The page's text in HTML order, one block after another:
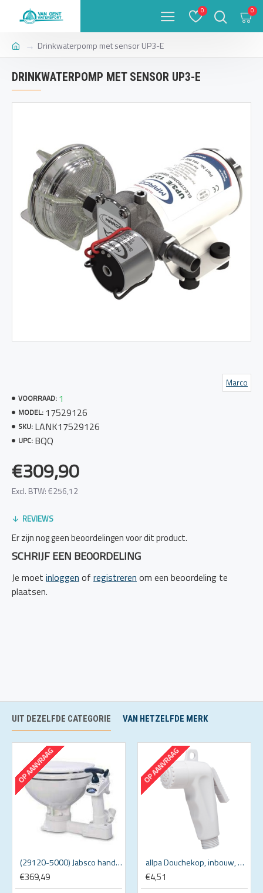
0 0
Drinkwaterpomp met sensor UP3-E
DRINKWATERPOMP MET SENSOR UP3-E
VOORRAAD: 1
MODEL: 17529126
SKU: LANK17529126
UPC: BQQ
Marco
€309,90
Excl. BTW: €256,12
REVIEWS
Er zijn nog geen beoordelingen voor dit product.
SCHRIJF EEN BEOORDELING
Je moet inloggen of registreren om een beoordeling te
plaatsen.
UIT DEZELFDE CATEGORIE VAN HETZELFDE MERK
OP AANVRAAG
(29120-5000) Jabsco handbediend Twist'n Lock toilet
€369,49
OP AANVRAAG
allpa Douchekop, inbouw, wit kunststof (past in inbouwkastje 484245)
€4,51